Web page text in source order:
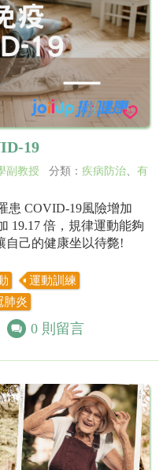
19
副教授 分類： 疾病防治、 有
患 COVID-19風險增加
19.17 倍，規律運動能夠
自己的健康坐以待斃!
運動訓練
肺炎
0 則留言